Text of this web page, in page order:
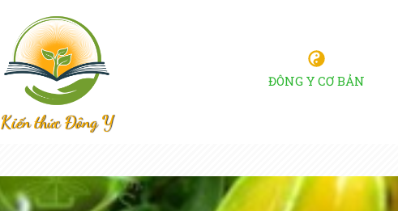
Kiến thức Đông Y
ĐÔNG Y CƠ BẢN